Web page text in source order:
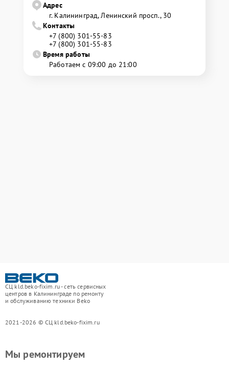
Адрес
г. Калининград, Ленинский просп., 30
Контакты
+7 (800) 301-55-83
+7 (800) 301-55-83
Время работы
Работаем с 09:00 до 21:00
СЦ kld.beko-fixim.ru - сеть сервисных
центров в Калининграде по ремонту
и обслуживанию техники Beko
2021-2026 © СЦ kld.beko-fixim.ru
Мы ремонтируем